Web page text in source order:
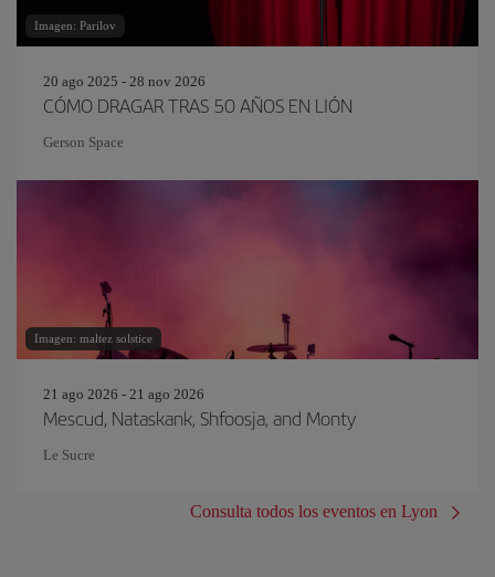
Imagen: Parilov
20 ago 2025 - 28 nov 2026
CÓMO DRAGAR TRAS 50 AÑOS EN LIÓN
Gerson Space
Imagen: maltez solstice
21 ago 2026 - 21 ago 2026
Mescud, Nataskank, Shfoosja, and Monty
Le Sucre
Consulta todos los eventos en Lyon